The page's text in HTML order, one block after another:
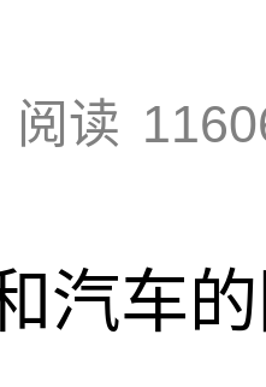
阅读
汽车的